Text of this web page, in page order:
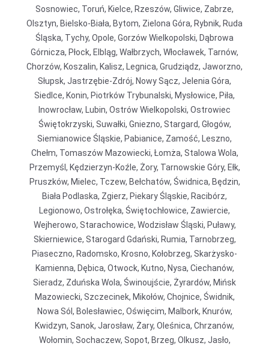
Sosnowiec, Toruń, Kielce, Rzeszów, Gliwice, Zabrze,
Olsztyn, Bielsko-Biała, Bytom, Zielona Góra, Rybnik, Ruda
Śląska, Tychy, Opole, Gorzów Wielkopolski, Dąbrowa
Górnicza, Płock, Elbląg, Wałbrzych, Włocławek, Tarnów,
Chorzów, Koszalin, Kalisz, Legnica, Grudziądz, Jaworzno,
Słupsk, Jastrzębie-Zdrój, Nowy Sącz, Jelenia Góra,
Siedlce, Konin, Piotrków Trybunalski, Mysłowice, Piła,
Inowrocław, Lubin, Ostrów Wielkopolski, Ostrowiec
Świętokrzyski, Suwałki, Gniezno, Stargard, Głogów,
Siemianowice Śląskie, Pabianice, Zamość, Leszno,
Chełm, Tomaszów Mazowiecki, Łomża, Stalowa Wola,
Przemyśl, Kędzierzyn-Koźle, Żory, Tarnowskie Góry, Ełk,
Pruszków, Mielec, Tczew, Bełchatów, Świdnica, Będzin,
Biała Podlaska, Zgierz, Piekary Śląskie, Racibórz,
Legionowo, Ostrołęka, Świętochłowice, Zawiercie,
Wejherowo, Starachowice, Wodzisław Śląski, Puławy,
Skierniewice, Starogard Gdański, Rumia, Tarnobrzeg,
Piaseczno, Radomsko, Krosno, Kołobrzeg, Skarżysko-
Kamienna, Dębica, Otwock, Kutno, Nysa, Ciechanów,
Sieradz, Zduńska Wola, Świnoujście, Żyrardów, Mińsk
Mazowiecki, Szczecinek, Mikołów, Chojnice, Świdnik,
Nowa Sól, Bolesławiec, Oświęcim, Malbork, Knurów,
Kwidzyn, Sanok, Jarosław, Żary, Oleśnica, Chrzanów,
Wołomin, Sochaczew, Sopot, Brzeg, Olkusz, Jasło,